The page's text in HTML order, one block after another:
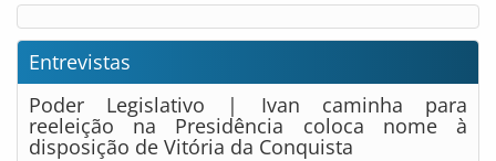
Entrevistas
Poder Legislativo | Ivan caminha para
reeleição na Presidência coloca nome à
disposição de Vitória da Conquista